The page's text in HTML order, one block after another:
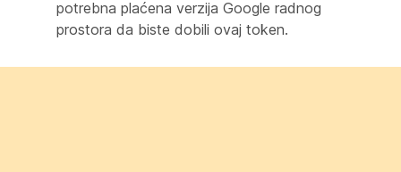
potrebna plaćena verzija Google radnog
prostora da biste dobili ovaj token.